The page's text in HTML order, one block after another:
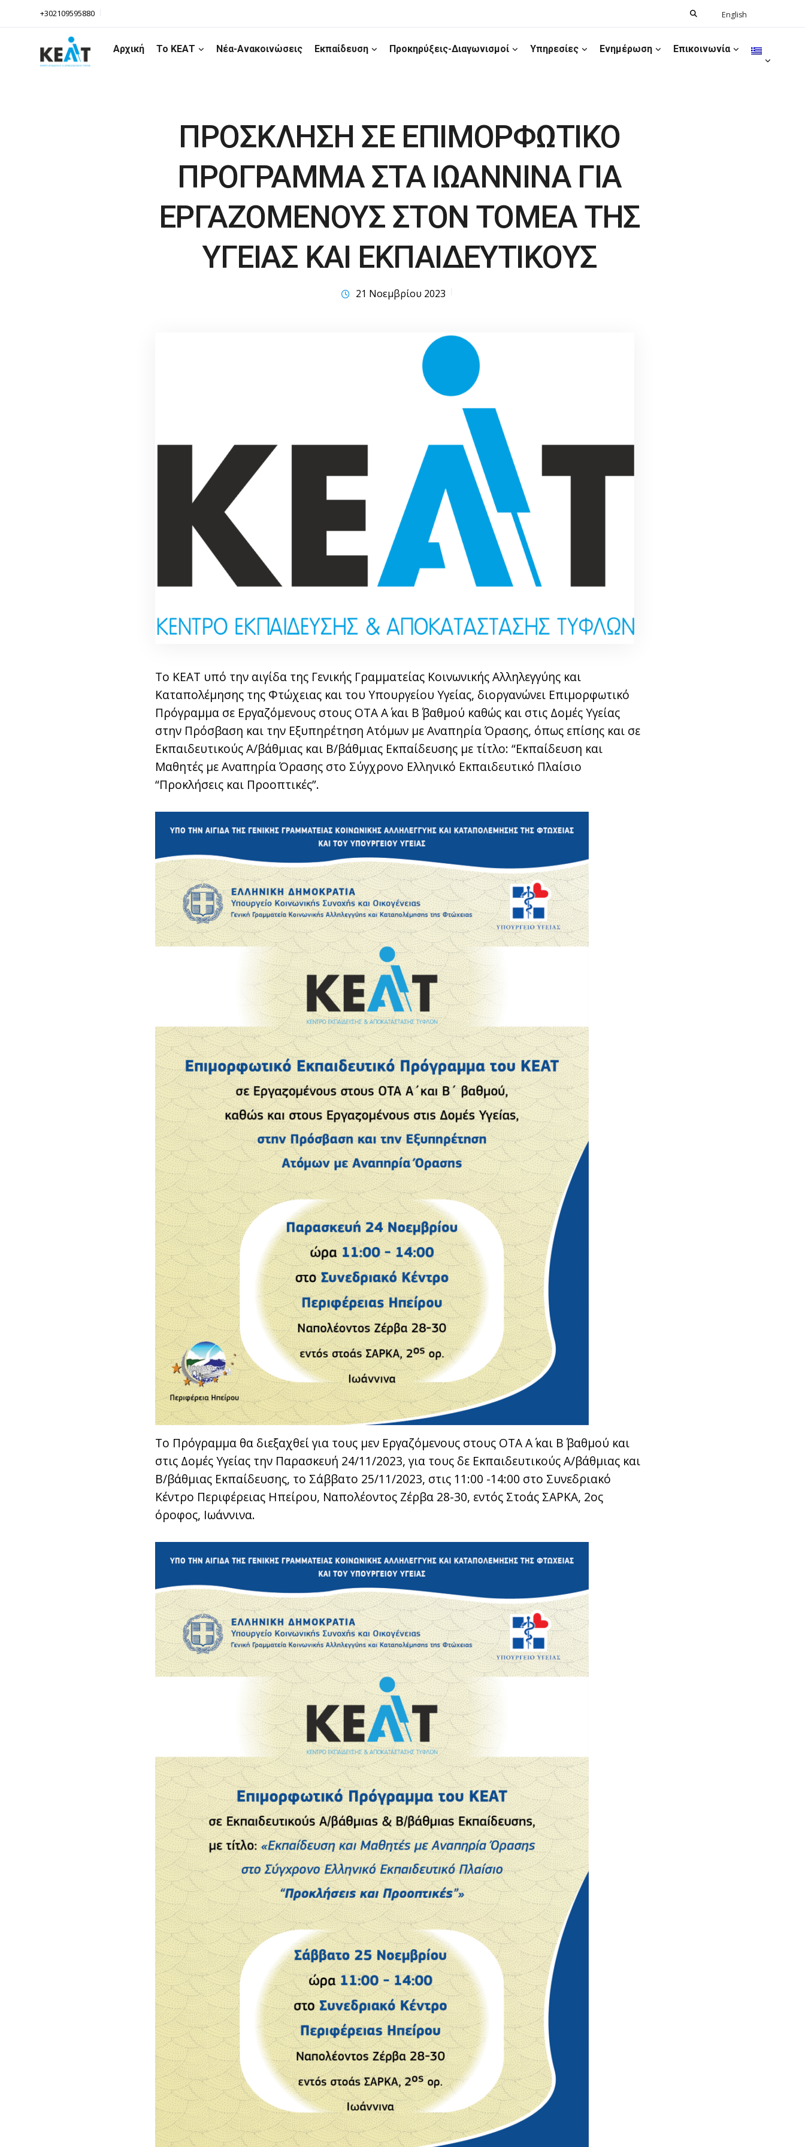
SearchEnglish
+302109595880
Αρχική Το ΚΕΑΤ Νέα-Ανακοινώσεις Εκπαίδευση Προκηρύξεις-Διαγωνισμοί Υπηρεσίες Ενημέρωση Επικοινωνία
ΠΡΟΣΚΛΗΣΗ ΣΕ ΕΠΙΜΟΡΦΩΤΙΚΟ
ΠΡΟΓΡΑΜΜΑ ΣΤΑ ΙΩΑΝΝΙΝΑ ΓΙΑ
ΕΡΓΑΖΟΜΕΝΟΥΣ ΣΤΟΝ ΤΟΜΕΑ ΤΗΣ
ΥΓΕΙΑΣ ΚΑΙ ΕΚΠΑΙΔΕΥΤΙΚΟΥΣ
21 Νοεμβρίου 2023
Το ΚΕΑΤ υπό την αιγίδα της Γενικής Γραμματείας Κοινωνικής Αλληλεγγύης και
Καταπολέμησης της Φτώχειας και του Υπουργείου Υγείας, διοργανώνει Επιμορφωτικό
Πρόγραμμα σε Εργαζόμενους στους ΟΤΑ Α΄ και Β΄ βαθμού καθώς και στις Δομές Υγείας
στην Πρόσβαση και την Εξυπηρέτηση Ατόμων με Αναπηρία Όρασης, όπως επίσης και σε
Εκπαιδευτικούς Α/βάθμιας και Β/βάθμιας Εκπαίδευσης με τίτλο: “Εκπαίδευση και
Μαθητές με Αναπηρία Όρασης στο Σύγχρονο Ελληνικό Εκπαιδευτικό Πλαίσιο
“Προκλήσεις και Προοπτικές”.
Το Πρόγραμμα θα διεξαχθεί για τους μεν Εργαζόμενους στους ΟΤΑ Α΄ και Β΄ βαθμού και
στις Δομές Υγείας την Παρασκευή 24/11/2023, για τους δε Εκπαιδευτικούς Α/βάθμιας και
Β/βάθμιας Εκπαίδευσης, το Σάββατο 25/11/2023, στις 11:00 -14:00 στο Συνεδριακό
Κέντρο Περιφέρειας Ηπείρου, Ναπολέοντος Ζέρβα 28-30, εντός Στοάς ΣΑΡΚΑ, 2ος
όροφος, Ιωάννινα.